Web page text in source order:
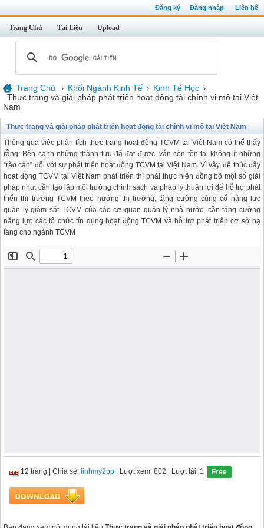
Đăng ký Đăng nhập Liên hệ
Trang Chủ Tài Liệu Upload
Trang Chủ › Khối Ngành Kinh Tế › Kinh Tế Học ›
Thực trạng và giải pháp phát triển hoạt động tài chính vi mô tại Việt
Nam
Thực trạng và giải pháp phát triển hoạt động tài chính vi mô tại Việt Nam
Thông qua việc phân tích thực trạng hoạt động TCVM tại Việt Nam có thể thấy
rằng: Bên cạnh những thành tựu đã đạt được, vẫn còn tồn tại không ít những
“rào cản” đối với sự phát triển hoạt động TCVM tại Việt Nam. Vì vậy, để thúc đẩy
hoạt động TCVM tại Việt Nam phát triển thì phải thực hiện đồng bộ một số giải
pháp như: cần tạo lập môi trường chính sách và pháp lý thuận lợi để hỗ trợ phát
triển thị trường TCVM theo hướng thị trường, tăng cường củng cố năng lực
quản lý giám sát TCVM của các cơ quan quản lý nhà nước, cần tăng cường
năng lực các tổ chức tín dụng hoạt động TCVM và hỗ trợ phát triển cơ sở hạ
tầng cho ngành TCVM
12 trang Chia sẻ: linhmy2pp | Lượt xem: 802 | Lượt tải: 1 Free